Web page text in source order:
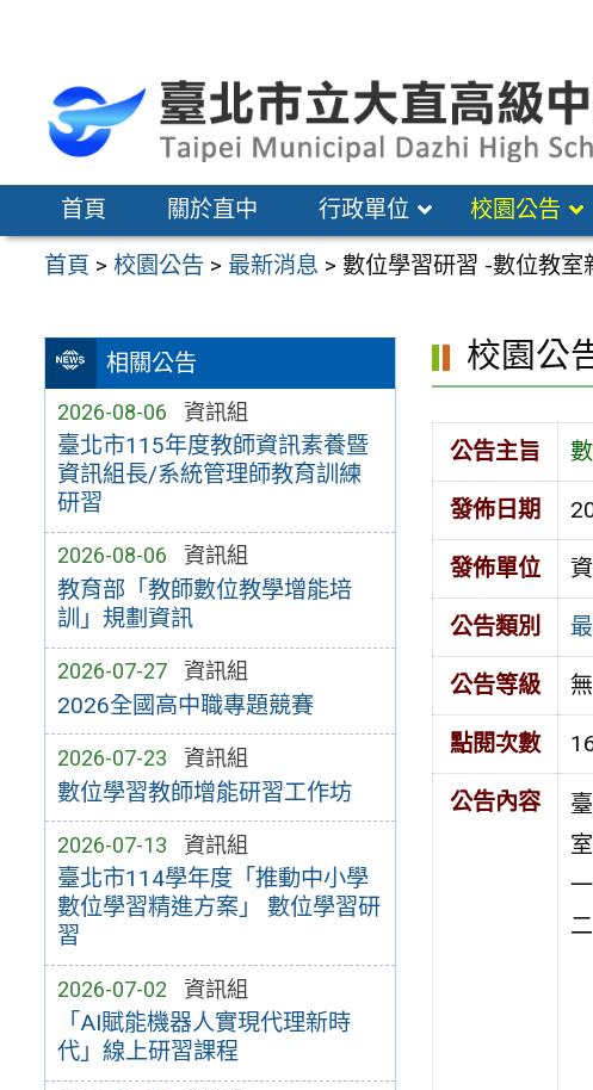
區
首頁 關於直中 行政單位 校園公告
首頁 >校園公告 > 最新消息 >數位學習研習 -數位教
相關公告
2026-08-06 資訊組
臺北市115年度教師資訊素養暨
資訊組長/系統管理師教育訓練
研習
2026-08-06 資訊組
教育部「教師數位教學增能培
訓」規劃資訊
2026-07-27 資訊組
2026全國高中職專題競賽
2026-07-23 資訊組
數位學習教師增能研習工作坊
2026-07-13 資訊組
臺北市114學年度「推動中小學
數位學習精進方案」 數位學習研
習
2026-07-02 資訊組
「AI賦能機器人實現代理新時
代」線上研習課程
校園公
公告主旨
發佈日期
發佈單位
公告類別
公告等級 無
點閱次數
公告內容